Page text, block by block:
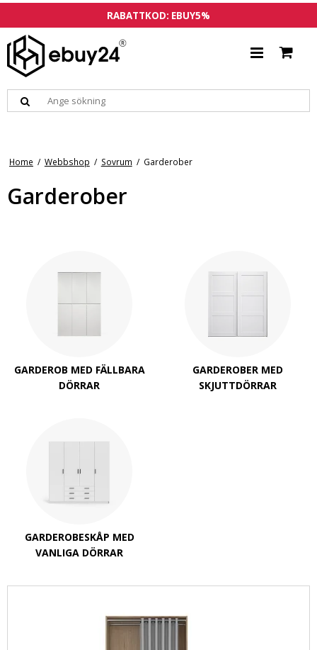
RABATTKOD: EBUY5%
Home / Webbshop / Sovrum / Garderober
Garderober
GARDEROB MED FÄLLBARA
DÖRRAR
GARDEROBER MED
SKJUTTDÖRRAR
GARDEROBESKÅP MED
VANLIGA DÖRRAR